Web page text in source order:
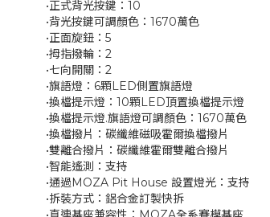
•正式背光按鍵：10
•背光按鍵可調顏色：1670萬色
•正面旋鈕：5
•拇指撥輪：2
•七向開關：2
•旗語燈：6顆LED側置旗語燈
•換檔提示燈：10顆LED頂置換檔提示燈
•換檔提示燈.旗語燈可調顏色：1670萬色
•換檔撥片：碳纖維磁吸霍爾換檔撥片
•雙離合撥片：碳纖維霍爾雙離合撥片
•智能遙測：支持
•通過MOZA Pit House 設置燈光：支持
•拆裝方式：鋁合金訂製快拆